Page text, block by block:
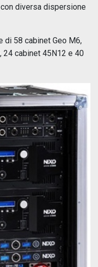
diversa dispersione
di 58 cabinet Geo M6,
24 cabinet 45N12 e 40